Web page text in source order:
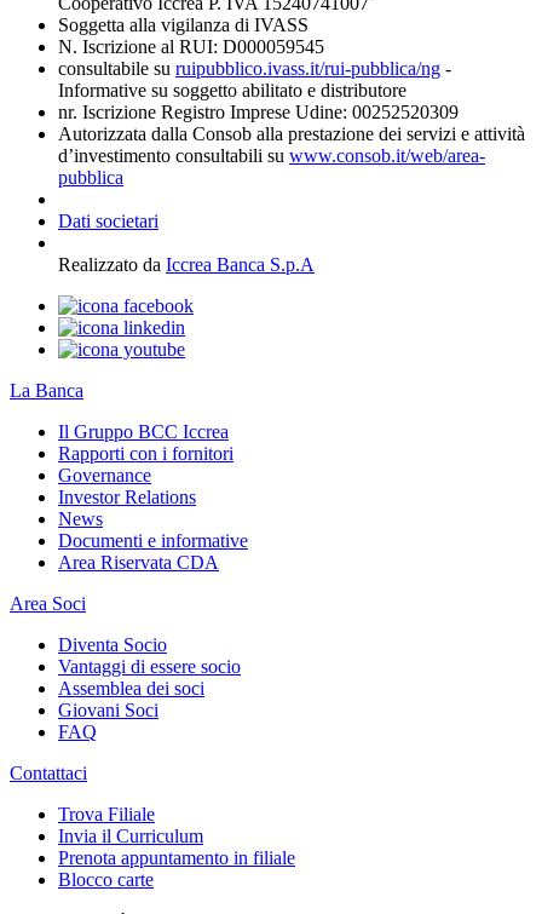
Soggetta alla vigilanza di IVASS
N. Iscrizione al RUI: D000059545
consultabile su ruipubblico.ivass.it/rui-pubblica/ng -
Informative su soggetto abilitato e distributore
nr. Iscrizione Registro Imprese Udine: 00252520309
Autorizzata dalla Consob alla prestazione dei servizi e attività
d’investimento consultabili su www.consob.it/web/area-
pubblica
Dati societari
Realizzato da Iccrea Banca S.p.A
La Banca
Il Gruppo BCC Iccrea
Rapporti con i fornitori
Governance
Investor Relations
News
Documenti e informative
Area Riservata CDA
Area Soci
Diventa Socio
Vantaggi di essere socio
Assemblea dei soci
Giovani Soci
FAQ
Contattaci
Trova Filiale
Invia il Curriculum
Prenota appuntamento in filiale
Blocco carte